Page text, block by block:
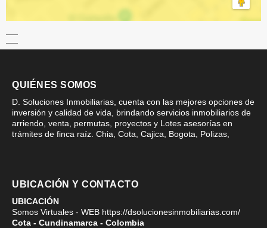
QUIÉNES SOMOS
D. Soluciones Inmobiliarias, cuenta con las mejores opciones de
inversión y calidad de vida, brindando servicios inmobiliarios de
arriendo, venta, permutas, proyectos y Lotes asesorías en
trámites de finca raíz. Chia, Cota, Cajica, Bogota, Polizas,
UBICACIÓN Y CONTACTO
UBICACIÓN
Somos Virtuales - WEB https://dsolucionesinmobiliarias.com/
Cota - Cundinamarca - Colombia